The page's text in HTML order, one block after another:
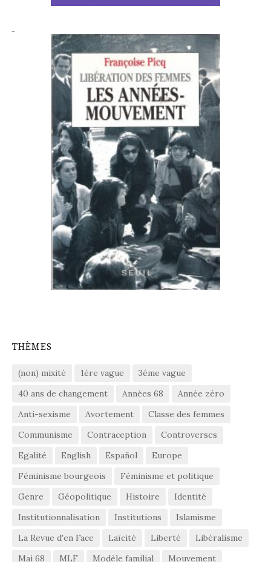
THÈMES
(non) mixité 1ère vague
3éme vague
40 ans de changement
Années 68
Année zéro
Anti-sexisme
Avortement
Classe des femmes
Communisme
Contraception
Controverses
Egalité
English Español
Europe
Féminisme bourgeois
Féminisme et politique
Genre
Géopolitique Histoire
Identité
Institutionnalisation
Institutions
Islamisme
La Revue d'en Face
Laïcité Liberté
Libéralisme
Mai 68
MLF Modèle familial Mouvement